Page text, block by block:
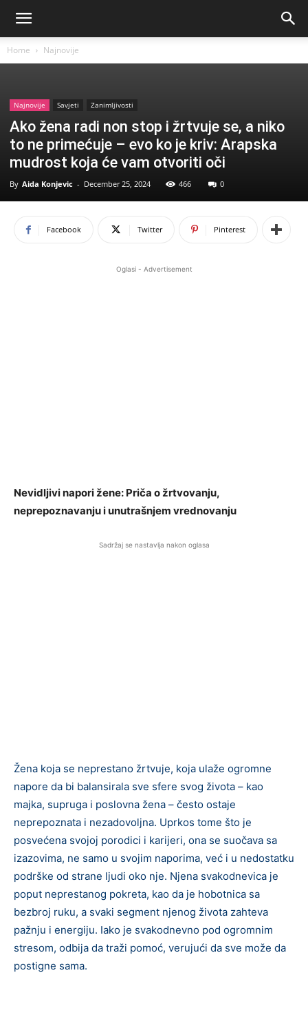
Home Najnovije
Najnovije Savjeti Zanimljivosti
Ako žena radi non stop i žrtvuje se, a niko
to ne primećuje – evo ko je kriv: Arapska
mudrost koja će vam otvoriti oči
By Aida Konjevic - December 25, 2024 466 0
Facebook Twitter Pinterest
Oglasi - Advertisement
Nevidljivi napori žene: Priča o žrtvovanju,
neprepoznavanju i unutrašnjem vrednovanju
Sadržaj se nastavlja nakon oglasa
Žena koja se neprestano žrtvuje, koja ulaže ogromne
napore da bi balansirala sve sfere svog života – kao
majka, supruga i poslovna žena – često ostaje
neprepoznata i nezadovoljna. Uprkos tome što je
posvećena svojoj porodici i karijeri, ona se suočava sa
izazovima, ne samo u svojim naporima, već i u nedostatku
podrške od strane ljudi oko nje. Njena svakodnevica je
poput neprestanog pokreta, kao da je hobotnica sa
bezbroj ruku, a svaki segment njenog života zahteva
pažnju i energiju. Iako je svakodnevno pod ogromnim
stresom, odbija da traži pomoć, verujući da sve može da
postigne sama.